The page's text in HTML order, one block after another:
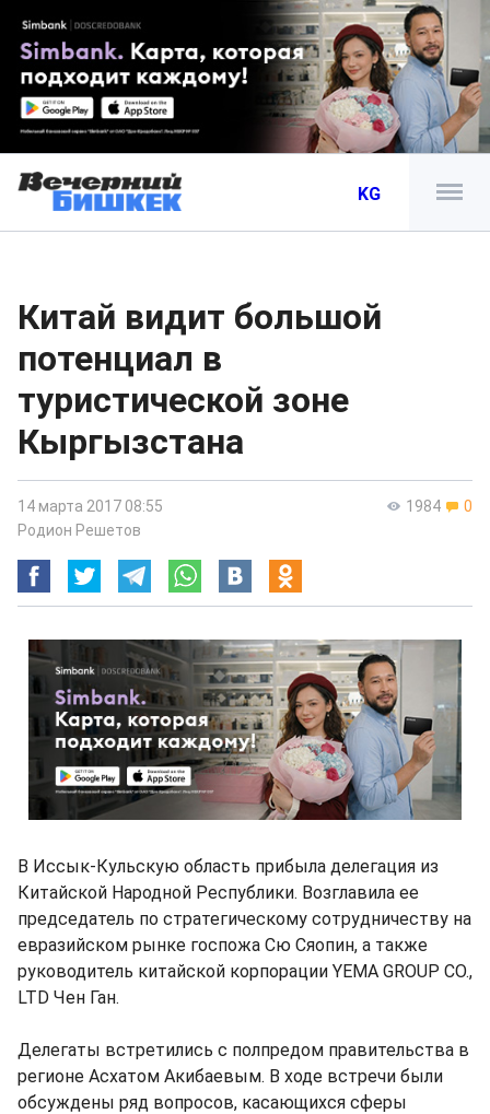
KG
Китай видит большой
потенциал в
туристической зоне
Кыргызстана
1984 0
14 марта 2017 08:55
Родион Решетов
В Иссык-Кульскую область прибыла делегация из
Китайской Народной Республики. Возглавила ее
председатель по стратегическому сотрудничеству на
евразийском рынке госпожа Сю Сяопин, а также
руководитель китайской корпорации YEMA GROUP CO.,
LTD Чен Ган.
Делегаты встретились с полпредом правительства в
регионе Асхатом Акибаевым. В ходе встречи были
обсуждены ряд вопросов, касающихся сферы